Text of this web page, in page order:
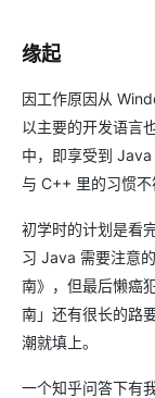
缘起
因工作原因从
以主要的开发语言
中，即享受到
与 C++ 里的习惯不
初学时的计划是看
习 Java 需要注意
南》，但最后懒癌
南」还有很长的路
潮就填上。
一个知乎问答下有